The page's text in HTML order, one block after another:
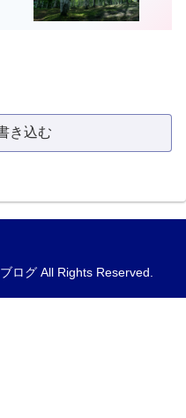
き込む
ログ All Rights Reserved.